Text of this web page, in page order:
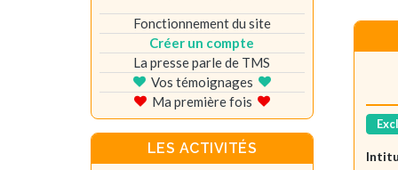
Fonctionnement du site
Créer un compte
La presse parle de TMS
Vos témoignages
Ma première fois
LES ACTIVITÉS